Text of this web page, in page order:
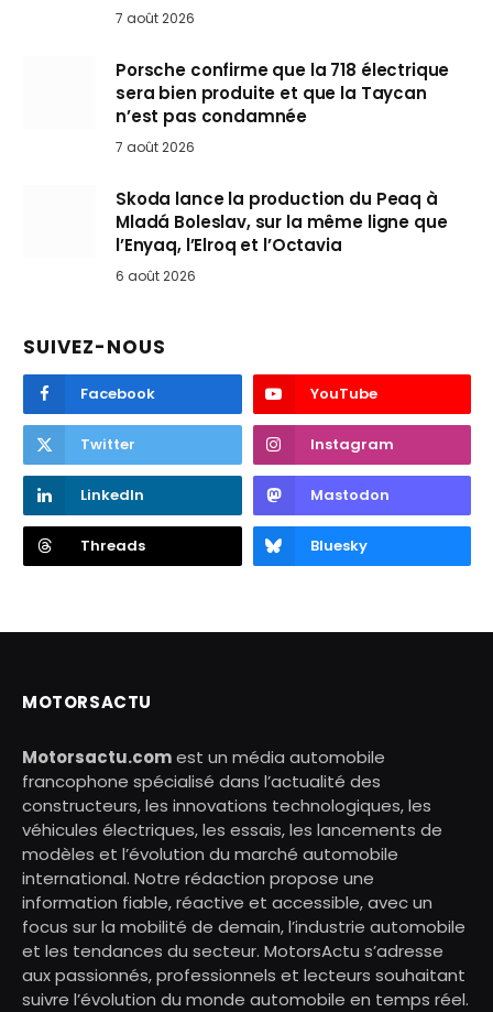
7 août 2026
Porsche confirme que la 718 électrique
sera bien produite et que la Taycan
n’est pas condamnée
7 août 2026
Skoda lance la production du Peaq à
Mladá Boleslav, sur la même ligne que
l’Enyaq, l’Elroq et l’Octavia
6 août 2026
SUIVEZ-NOUS
Facebook YouTube
Twitter Instagram
LinkedIn Mastodon
Threads Bluesky
MOTORSACTU
Motorsactu.comest un média automobile
francophone spécialisé dans l’actualité des
constructeurs, les innovations technologiques, les
véhicules électriques, les essais, les lancements de
modèles et l’évolution du marché automobile
international. Notre rédaction propose une
information fiable, réactive et accessible, avec un
focus sur la mobilité de demain, l’industrie automobile
et les tendances du secteur. MotorsActu s’adresse
aux passionnés, professionnels et lecteurs souhaitant
suivre l’évolution du monde automobile en temps réel.